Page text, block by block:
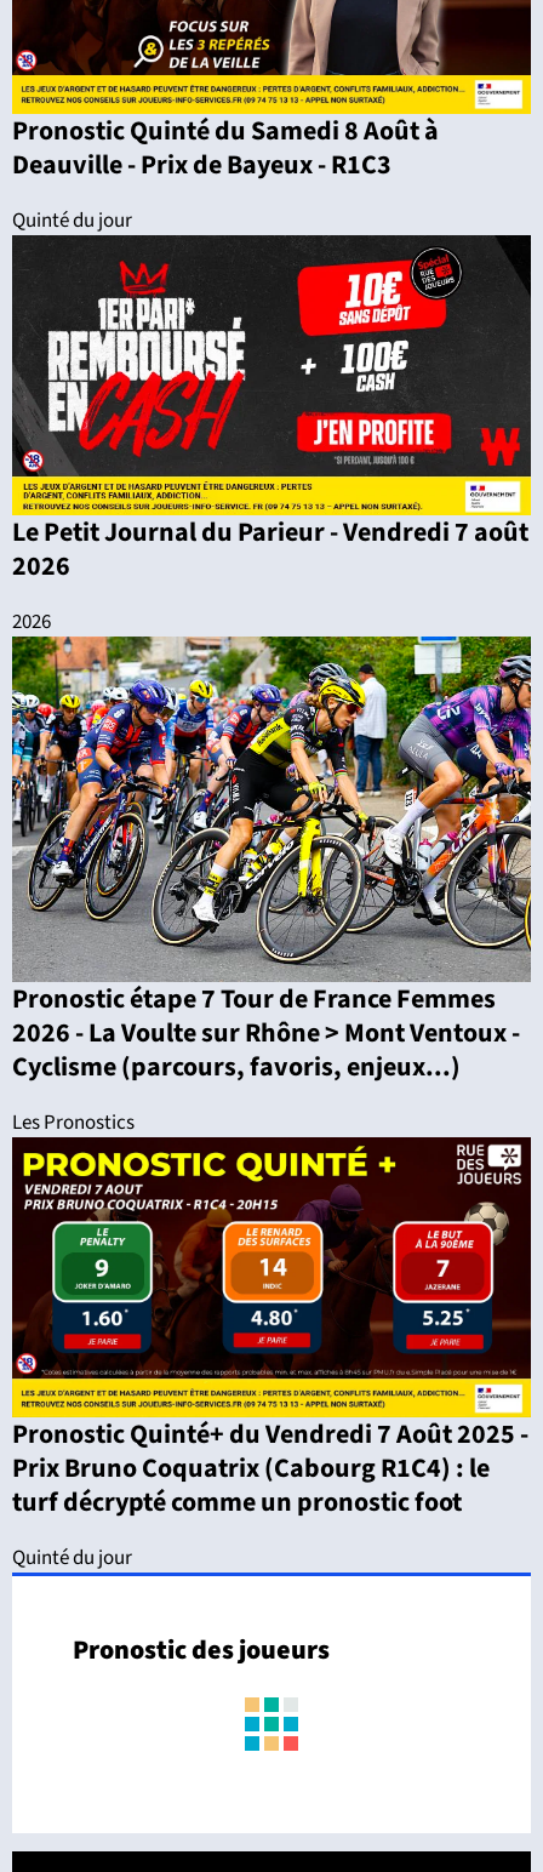
Pronostic Quinté du Samedi 8 Août à
Deauville - Prix de Bayeux - R1C3
Quinté du jour
Le Petit Journal du Parieur - Vendredi 7 août
2026
2026
Pronostic étape 7 Tour de France Femmes
2026 - La Voulte sur Rhône > Mont Ventoux -
Cyclisme (parcours, favoris, enjeux...)
Les Pronostics
Pronostic Quinté+ du Vendredi 7 Août 2025 -
Prix Bruno Coquatrix (Cabourg R1C4) : le
turf décrypté comme un pronostic foot
Quinté du jour
Pronostic des joueurs